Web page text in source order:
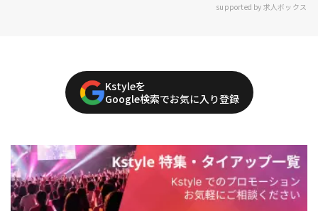
supported by 求人ボックス
Kstyleを
Google検索でお気に入り登録